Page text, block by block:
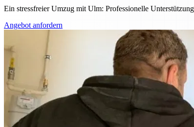
Ein stressfreier Umzug mit Ulm: Professionelle
Angebot anfordern